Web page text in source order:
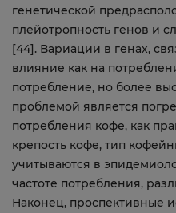
генетической
плейотропность генов и
[44]. Вариации в генах,
влияние как на
потребление, но более
проблемой является
потребления кофе, как
крепость кофе, тип
учитываются в
частоте потребления,
Наконец, проспективные